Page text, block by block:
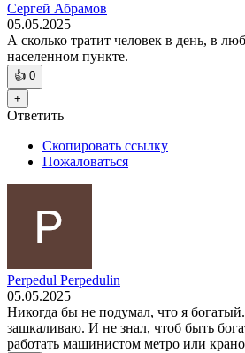
Сергей Абрамов
05.05.2025
А сколько тратит человек в день, в
населенном пункте.
👍 0
+
Ответить
Скопировать ссылку
Пожаловаться
Perpedul Perpedulin
05.05.2025
Никогда бы не подумал, что я
зашкаливаю. И не знал, чтоб быть
работать машинистом метро или